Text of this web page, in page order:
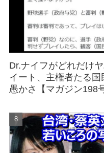
Dr.ナイフがどれだけ
イート、主権者たる国
愚かさ【マガジン198